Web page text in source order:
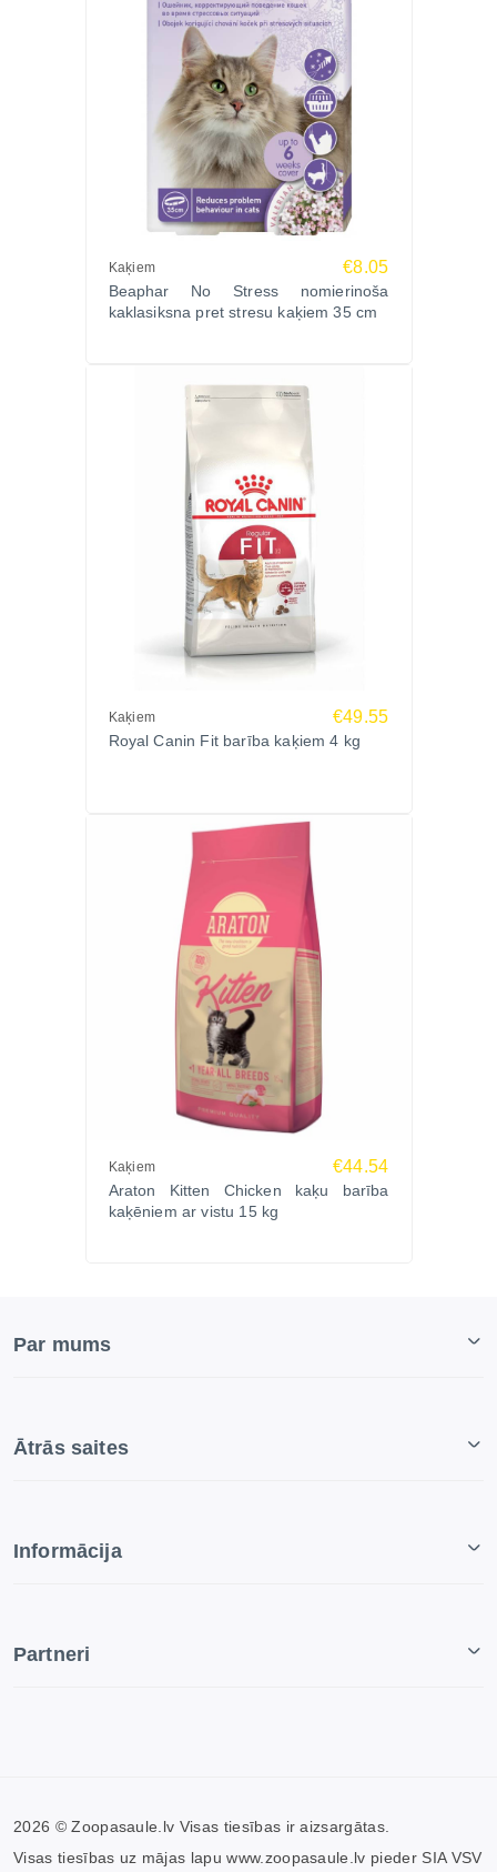
Kaķiem €8.05
Beaphar No Stress nomierinoša
kaklasiksna pret stresu kaķiem 35 cm
Kaķiem €49.55
Royal Canin Fit barība kaķiem 4 kg
Kaķiem €44.54
Araton Kitten Chicken kaķu barība
kaķēniem ar vistu 15 kg
Par mums
Ātrās saites
Informācija
Partneri
2026 © Zoopasaule.lv Visas tiesības ir aizsargātas.
Visas tiesības uz mājas lapu www.zoopasaule.lv pieder SIA VSV